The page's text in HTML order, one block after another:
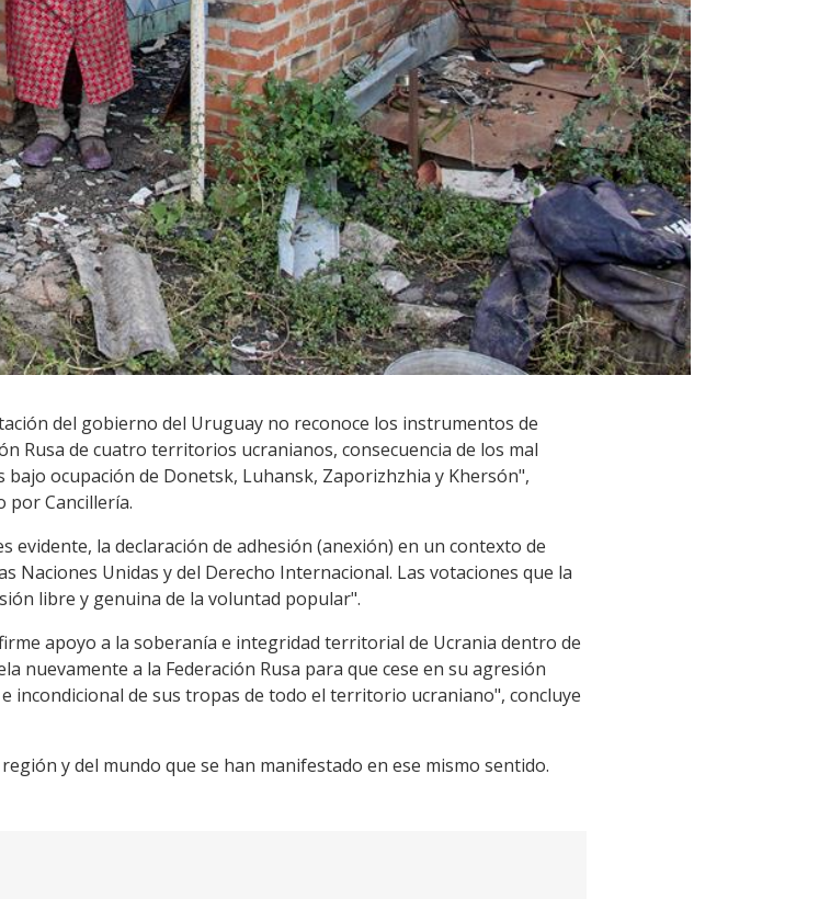
del gobierno del Uruguay no reconoce los instrumentos de
Rusa de cuatro territorios ucranianos, consecuencia de los mal
ocupación de Donetsk, Luhansk, Zaporizhzhia y Khersón",
por Cancillería.
evidente, la declaración de adhesión (anexión) en un contexto de
Naciones Unidas y del Derecho Internacional. Las votaciones que la
libre y genuina de la voluntad popular".
apoyo a la soberanía e integridad territorial de Ucrania dentro de
nuevamente a la Federación Rusa para que cese en su agresión
incondicional de sus tropas de todo el territorio ucraniano", concluye
y del mundo que se han manifestado en ese mismo sentido.